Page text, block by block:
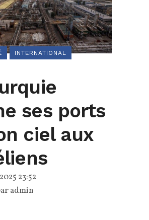
INTERNATIONAL
ses ports
ciel aux
23:52
admin